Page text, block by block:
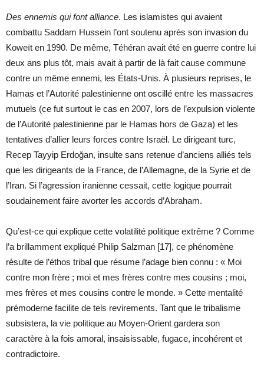
Des ennemis qui font alliance. Les islamistes qui avaient
combattu Saddam Hussein l’ont soutenu après son invasion du
Koweït en 1990. De même, Téhéran avait été en guerre contre lui
deux ans plus tôt, mais avait à partir de là fait cause commune
contre un même ennemi, les États-Unis. À plusieurs reprises, le
Hamas et l’Autorité palestinienne ont oscillé entre les massacres
mutuels (ce fut surtout le cas en 2007, lors de l’expulsion violente
de l’Autorité palestinienne par le Hamas hors de Gaza) et les
tentatives d’allier leurs forces contre Israël. Le dirigeant turc,
Recep Tayyip Erdoğan, insulte sans retenue d’anciens alliés tels
que les dirigeants de la France, de l’Allemagne, de la Syrie et de
l’Iran. Si l’agression iranienne cessait, cette logique pourrait
soudainement faire avorter les accords d’Abraham.
Qu’est-ce qui explique cette volatilité politique extrême ? Comme
l’a brillamment expliqué Philip Salzman [17], ce phénomène
résulte de l’éthos tribal que résume l’adage bien connu : « Moi
contre mon frère ; moi et mes frères contre mes cousins ; moi,
mes frères et mes cousins contre le monde. » Cette mentalité
prémoderne facilite de tels revirements. Tant que le tribalisme
subsistera, la vie politique au Moyen-Orient gardera son
caractère à la fois amoral, insaisissable, fugace, incohérent et
contradictoire.